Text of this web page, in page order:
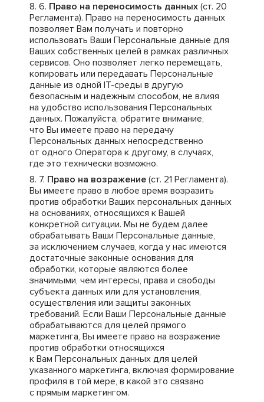
Право на переносимость данных (ст. 20
Регламента). Право на переносимость данных
позволяет Вам получать и повторно
использовать Ваши Персональные данные для
Ваших собственных целей в рамках различных
сервисов. Оно позволяет легко перемещать,
копировать или передавать Персональные
данные из одной IT-среды в другую
безопасным и надежным способом, не влияя
на удобство использования Персональных
данных. Пожалуйста, обратите внимание,
что Вы имеете право на передачу
Персональных данных непосредственно
от одного Оператора к другому, в случаях,
где это технически возможно.
Право на возражение (ст. 21 Регламента).
Вы имеете право в любое время возразить
против обработки Ваших персональных данных
на основаниях, относящихся к Вашей
конкретной ситуации. Мы не будем далее
обрабатывать Ваши Персональные данные,
за исключением случаев, когда у нас имеются
достаточные законные основания для
обработки, которые являются более
значимыми, чем интересы, права и свободы
субъекта данных или для установления,
осуществления или защиты законных
требований. Если Ваши Персональные данные
обрабатываются для целей прямого
маркетинга, Вы имеете право на возражение
против обработки относящихся
к Вам Персональных данных для целей
указанного маркетинга, включая формирование
профиля в той мере, в какой это связано
с прямым маркетингом.